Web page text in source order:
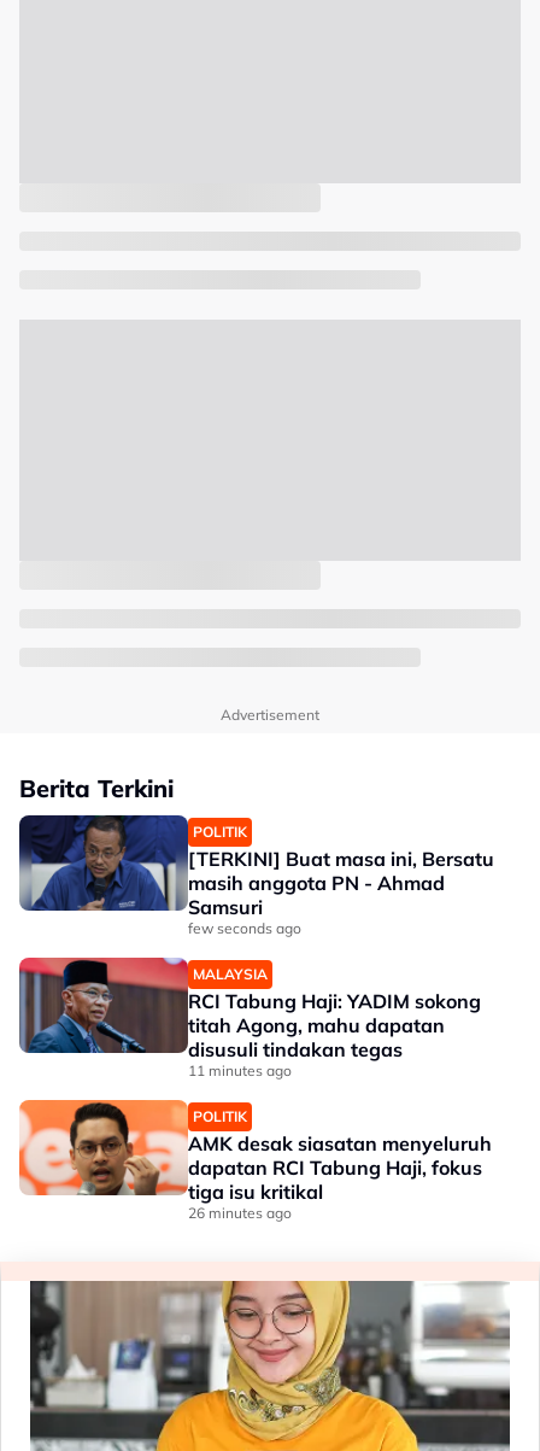
Advertisement
Berita Terkini
POLITIK
[TERKINI] Buat masa ini, Bersatu
masih anggota PN - Ahmad
Samsuri
few seconds ago
MALAYSIA
RCI Tabung Haji: YADIM sokong
titah Agong, mahu dapatan
disusuli tindakan tegas
11 minutes ago
POLITIK
AMK desak siasatan menyeluruh
dapatan RCI Tabung Haji, fokus
tiga isu kritikal
26 minutes ago